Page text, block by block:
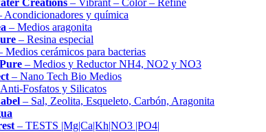
Creations – Vibrant – Color – Refine
Acondicionadores y química
– Medios aragonita
– Resina especial
Medios cerámicos para bacterias
– Medios y Reductor NH4, NO2 y NO3
– Nano Tech Bio Medios
Fosfatos y Silicatos
– Sal, Zeolita, Esqueleto, Carbón, Aragonita
– TESTS |Mg|Ca|Kh|NO3 |PO4|